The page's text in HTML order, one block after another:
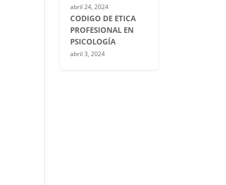
abril 24, 2024
CODIGO DE ETICA
PROFESIONAL EN
PSICOLOGÍA
abril 3, 2024